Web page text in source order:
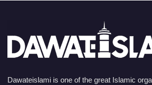
Dawateislami is one of the great Islamic